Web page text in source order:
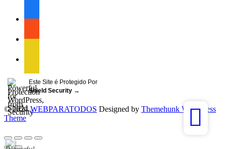
Este Site é Protegido Por
Shield Security →
© 2024WEBPARATODOS Designed by Themehunk WordPress
Theme